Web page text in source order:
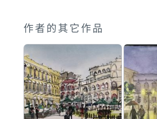
作者的其它作品